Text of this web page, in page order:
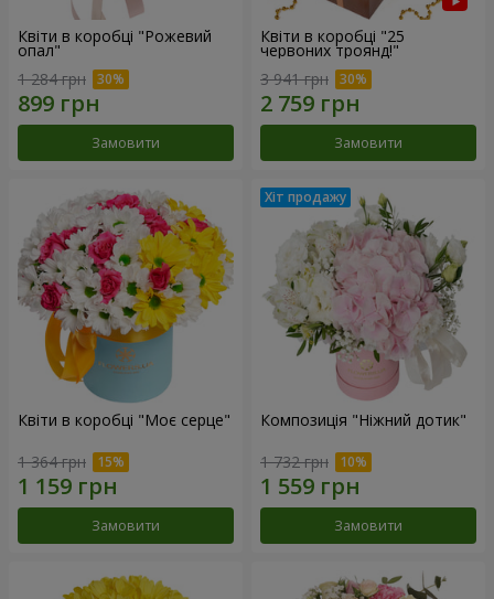
Квіти в коробці "Рожевий
опал"
1 284 грн
Замовити
Квіти в коробці "25
червоних троянд!"
3 941 грн
Замовити
Квіти в коробці "Моє серце"
1 364 грн
Замовити
Композиція "Ніжний дотик"
1 732 грн
Замовити